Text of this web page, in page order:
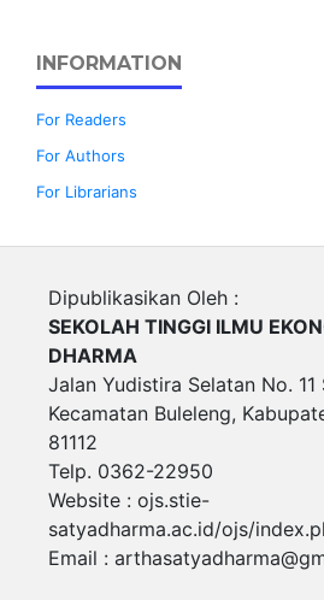
INFORMATION
For Readers
For Authors
For Librarians
Dipublikasikan Oleh :
SEKOLAH TINGGI ILMU
DHARMA
Jalan Yudistira Selatan No. 11
Kecamatan Buleleng,
81112
Telp. 0362-22950
Website : ojs.stie-
satyadharma.ac.id/ojs/
Email :